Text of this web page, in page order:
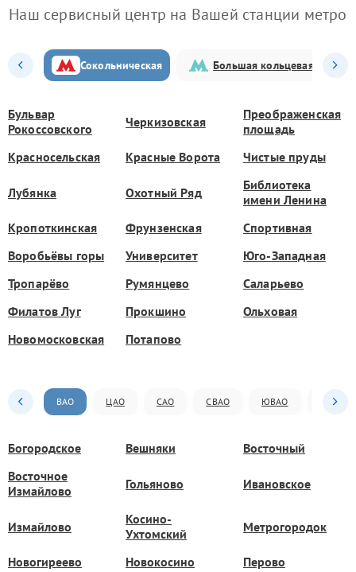
Наш сервисный центр на Вашей станции метро
Сокольническая Большая кольцевая
Бульвар
Рокоссовского
Черкизовская
Преображенская
площадь
Красносельская
Красные Ворота Чистые пруды
Лубянка Охотный Ряд
Библиотека
имени Ленина
Кропоткинская
Фрунзенская
Спортивная
Воробьёвы горы
Университет
Юго-Западная
Тропарёво
Румянцево
Саларьево
Филатов Луг
Прокшино
Ольховая
Новомосковская
Потапово
ВАО ЦАО САО СВАО ЮВАО ЮАО
Богородское Вешняки
Восточный
Восточное
Измайлово
Гольяново Ивановское
Измайлово
Косино-
Ухтомский
Метрогородок
Новогиреево Новокосино Перово